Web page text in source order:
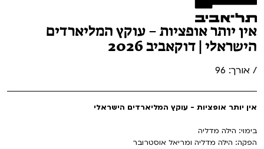
אין יותר אופציות – עוקץ המליארדים
הישראלי | דוקאביב 2026
/ אורך: 96
אין יותר אופציות - עוקץ המליארדים הישראלי
בימוי: הילה מדליה
הפקה: הילה מדליה ומריאל אוסטרובר